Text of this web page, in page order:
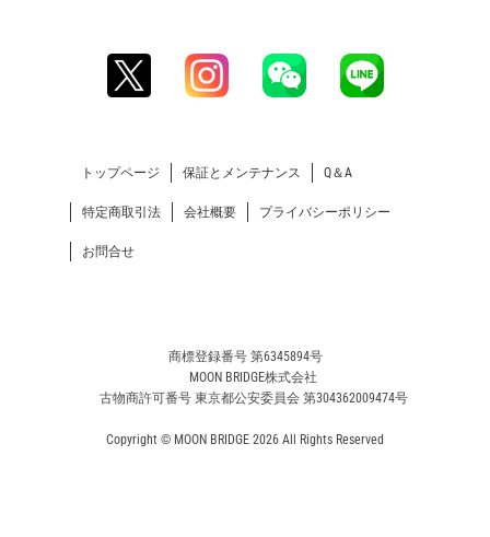
トップページ 保証とメンテナンス Q＆A
特定商取引法 会社概要 プライバシーポリシー
お問合せ
商標登録番号 第6345894号
MOON BRIDGE株式会社
古物商許可番号 東京都公安委員会 第304362009474号
Copyright © MOON BRIDGE 2026 All Rights Reserved